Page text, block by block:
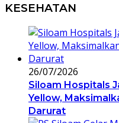
KESEHATAN
26/07/2026
Siloam Hospitals
Yellow,
Darurat